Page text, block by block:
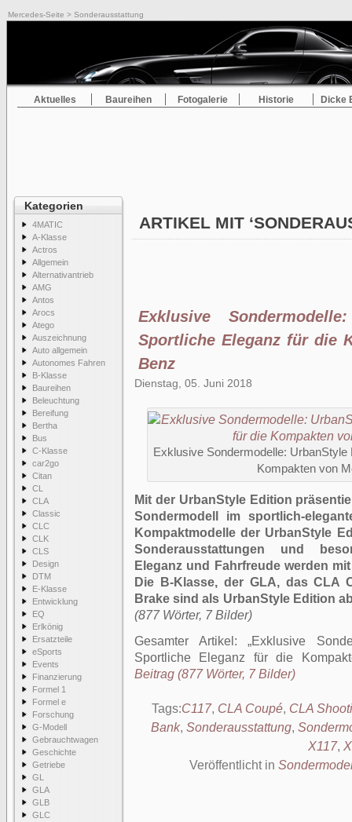
Mercedes-Seite > Sonderausstattung
Aktuelles Baureihen Fotogalerie Historie Dicke
Kategorien
4MATIC
A-Klasse
Actros
Allgemein
Alternativantrieb
AMG
Antos
Arocs
Atego
Auszeichnung
Auto allgemein
Autonomes Fahren
B-Klasse
Baureihen
Beleuchtung
Bereifung
Bertha
Bus
C-Klasse
car2go
Citan
CL
CLA
Classic
CLC
CLK
CLS
Design
DTM
E-Klasse
Entwicklung
EQ
Erlkönig
Ersatzteile
eSports
Events
Finanzierung
Formel 1
Formel e
Forschung
G-Modell
Gebrauchtwagen
Geschichte
Getriebe
GL
GLA
GLB
GLC
ARTIKEL MIT
Exklusive
Sportliche Eleganz für die
Benz
Dienstag, 05. Juni 2018
Exklusive Sondermodelle:
Kompakten von
Mit der UrbanStyle Edition
Sondermodell im sportlich-
Kompaktmodelle der UrbanStyle
Sonderausstattungen und
Eleganz und Fahrfreude werden
Die B-Klasse, der GLA, das CLA
Brake sind als UrbanStyle Edition
(877 Wörter, 7 Bilder)
Gesamter Artikel:
Exklusive
Sportliche Eleganz für die
Beitrag (877 Wörter, 7 Bilder)
Tags:C117, CLA Coupé, CLA
Bank, Sonderausstattung,
X117,
Veröffentlicht in